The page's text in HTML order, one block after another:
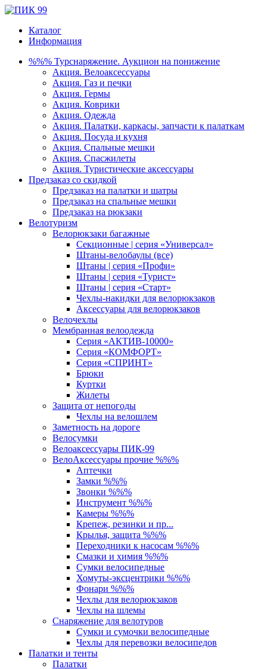
Каталог
Информация
%%% Турснаряжение. Аукцион на понижение
Акция. Велоаксессуары
Акция. Газ и печки
Акция. Гермы
Акция. Коврики
Акция. Одежда
Акция. Палатки, каркасы, запчасти к палаткам
Акция. Посуда и кухня
Акция. Спальные мешки
Акция. Спасжилеты
Акция. Туристические аксессуары
Предзаказ со скидкой
Предзаказ на палатки и шатры
Предзаказ на спальные мешки
Предзаказ на рюкзаки
Велотуризм
Велорюкзаки багажные
Секционные | серия «Универсал»
Штаны-велобаулы (все)
Штаны | серия «Профи»
Штаны | серия «Турист»
Штаны | серия «Старт»
Чехлы-накидки для велорюкзаков
Аксессуары для велорюкзаков
Велочехлы
Мембранная велоодежда
Серия «АКТИВ-10000»
Серия «КОМФОРТ»
Серия «СПРИНТ»
Брюки
Куртки
Жилеты
Защита от непогоды
Чехлы на велошлем
Заметность на дороге
Велосумки
Велоаксессуары ПИК-99
ВелоАксессуары прочие %%%
Аптечки
Замки %%%
Звонки %%%
Инструмент %%%
Камеры %%%
Крепеж, резинки и пр...
Крылья, защита %%%
Переходники к насосам %%%
Смазки и химия %%%
Сумки велосипедные
Хомуты-эксцентрики %%%
Фонари %%%
Чехлы для велорюкзаков
Чехлы на шлемы
Снаряжение для велотуров
Сумки и сумочки велосипедные
Чехлы для перевозки велосипедов
Палатки и тенты
Палатки